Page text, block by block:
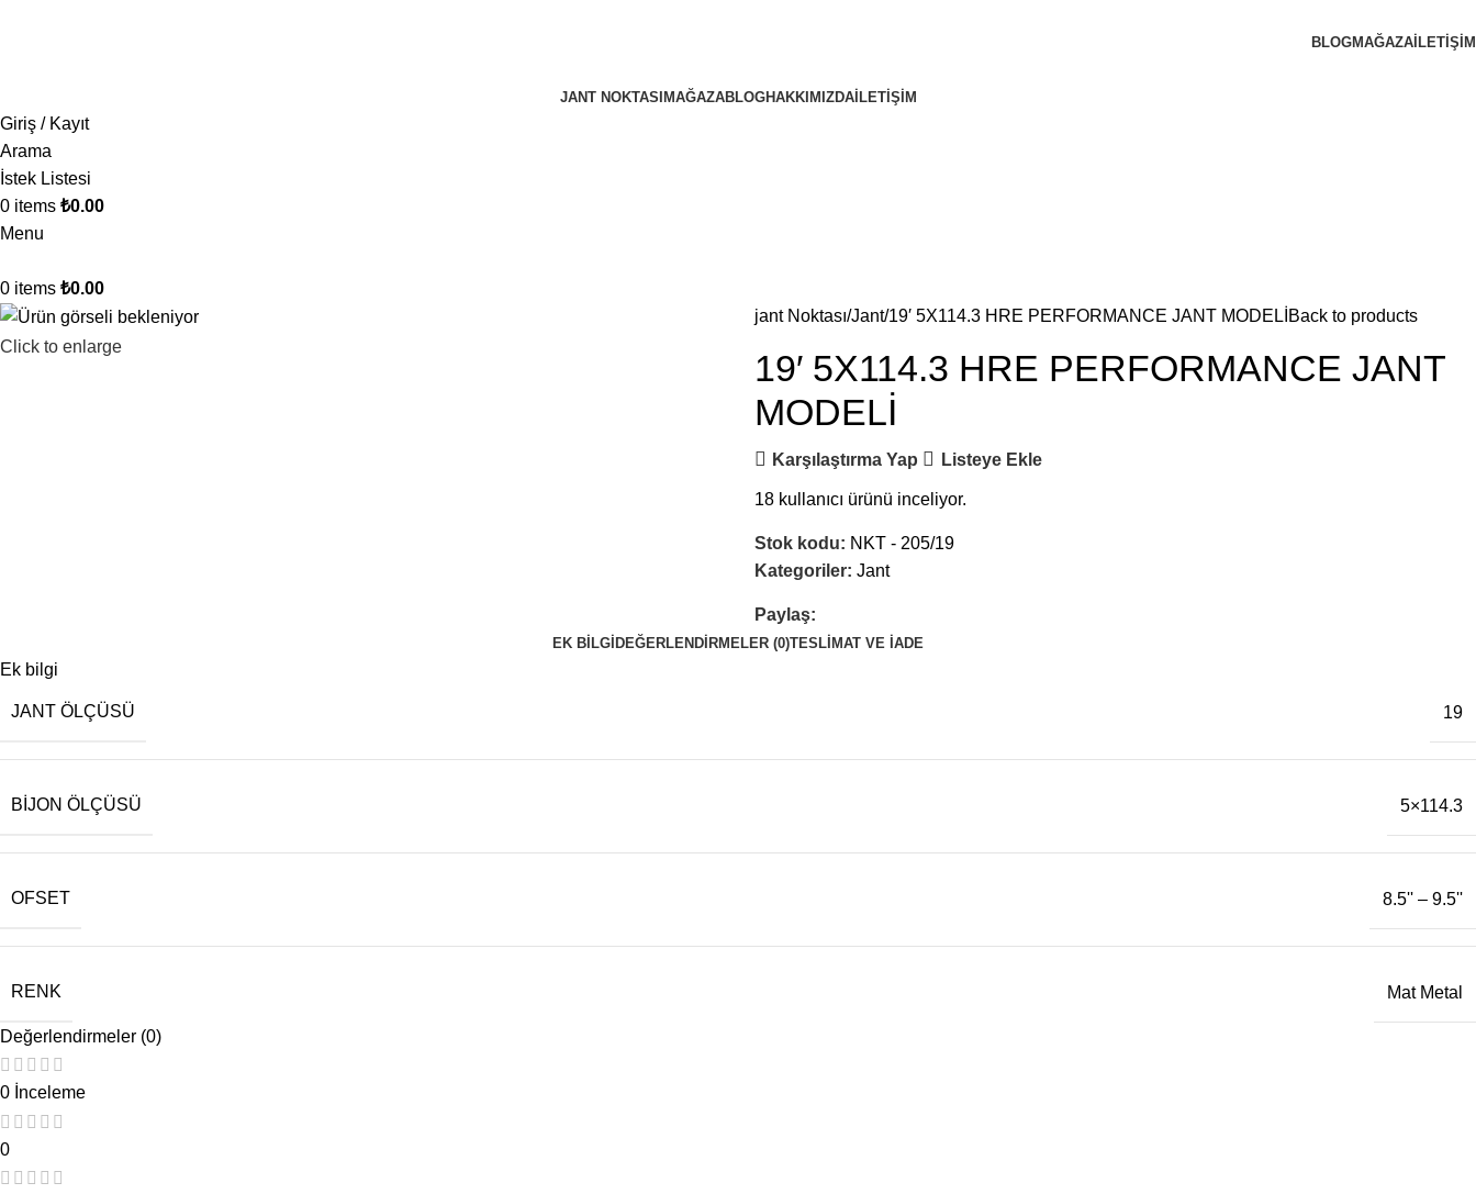
BLOGMAĞAZA İLETIŞIM
JANT NOKTASI MAĞAZABLOGHAKKIMIZDAİLETIŞIM
Giriş / Kayıt
Arama
İstek Listesi
0 items ₺0.00
Menu
0 items ₺0.00
Click to enlarge
jant Noktası Jant 19′ 5X114.3 HRE PERFORMANCE JANT MODELİ Back to products
19′ 5X114.3 HRE PERFORMANCE JANT
MODELİ
Karşılaştırma Yap Listeye Ekle
18 kullanıcı ürünü inceliyor.
Stok kodu: NKT - 205/19
Kategoriler: Jant
Paylaş:
EK BILGI DEĞERLENDIRMELER (0)TESLIMAT VE İADE
Ek bilgi
JANT ÖLÇÜSÜ 19
BIJON ÖLÇÜSÜ 5×114.3
OFSET 8.5'' – 9.5''
RENK Mat Metal
Değerlendirmeler (0)
0 İnceleme
0